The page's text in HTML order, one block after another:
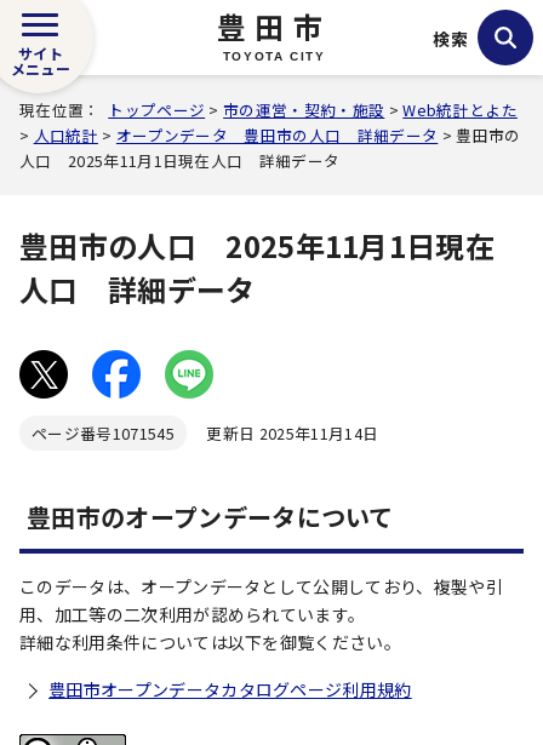
豊田市
TOYOTA CITY
サイト
メニュー
検索
現在位置： トップページ >市の運営・契約・施設 >Web統計とよた
> 人口統計 > オープンデータ 豊田市の人口 詳細データ > 豊田市の
人口 2025年11月1日現在人口 詳細データ
豊田市の人口 2025年11月1日現在
人口 詳細データ
ページ番号1071545 更新日 2025年11月14日
豊田市のオープンデータについて
このデータは、オープンデータとして公開しており、複製や引
用、加工等の二次利用が認められています。
詳細な利用条件については以下を御覧ください。
豊田市オープンデータカタログページ利用規約